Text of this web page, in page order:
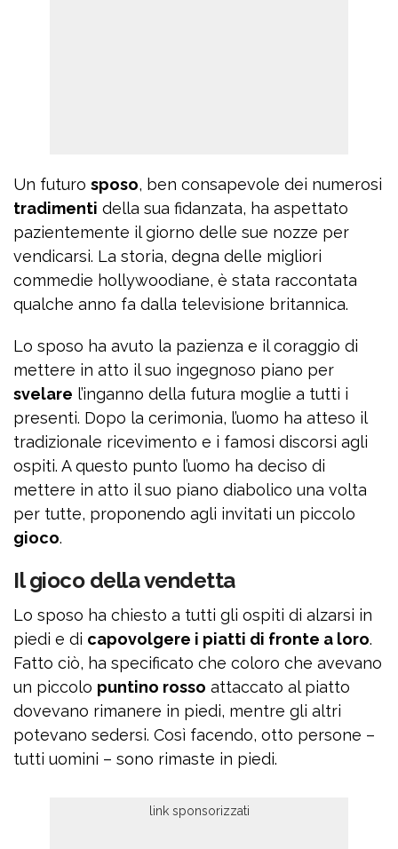
Un futuro sposo, ben consapevole dei numerosi
tradimenti della sua fidanzata, ha aspettato
pazientemente il giorno delle sue nozze per
vendicarsi. La storia, degna delle migliori
commedie hollywoodiane, è stata raccontata
qualche anno fa dalla televisione britannica.
Lo sposo ha avuto la pazienza e il coraggio di
mettere in atto il suo ingegnoso piano per
svelare l’inganno della futura moglie a tutti i
presenti. Dopo la cerimonia, l’uomo ha atteso il
tradizionale ricevimento e i famosi discorsi agli
ospiti. A questo punto l’uomo ha deciso di
mettere in atto il suo piano diabolico una volta
per tutte, proponendo agli invitati un piccolo
gioco.
Il gioco della vendetta
Lo sposo ha chiesto a tutti gli ospiti di alzarsi in
piedi e di capovolgere i piatti di fronte a loro.
Fatto ciò, ha specificato che coloro che avevano
un piccolo puntino rosso attaccato al piatto
dovevano rimanere in piedi, mentre gli altri
potevano sedersi. Così facendo, otto persone –
tutti uomini – sono rimaste in piedi.